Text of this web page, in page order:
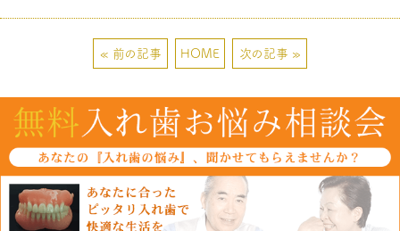
« 前の記事 HOME 次の記事 »